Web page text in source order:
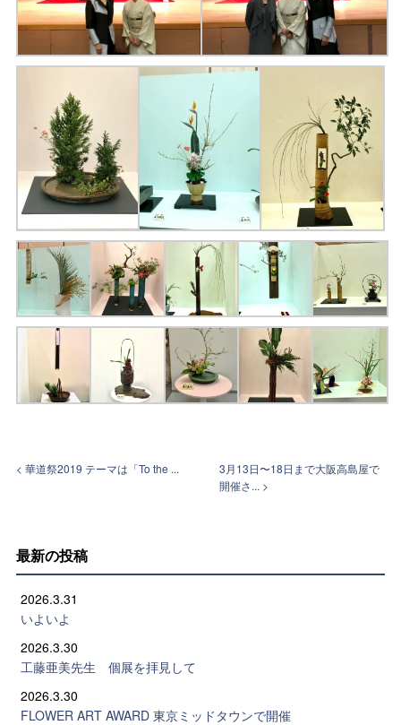
< 華道祭2019 テーマは「To the ...
3月13日〜18日まで大阪高島屋で
開催さ... >
最新の投稿
2026.3.31
いよいよ
2026.3.30
工藤亜美先生 個展を拝見して
2026.3.30
FLOWER ART AWARD 東京ミッドタウンで開催